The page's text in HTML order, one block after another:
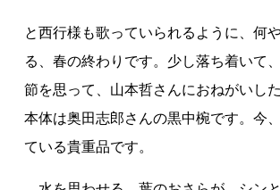
と西行様も歌っていられるように、何
る、春の終わりです。少し落ち着いて
節を思って、山本哲さんにおねがいし
本体は奥田志郎さんの黒中椀です。今
ている貴重品です。